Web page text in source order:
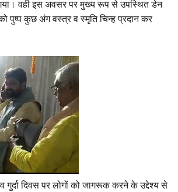
वही इस अवसर पर मुख्य रूप से उपस्थित डेन
पुष्प कुछ अंग वस्त्र व स्मृति चिन्ह प्रदान कर
गुर्दा दिवस पर लोगों को जागरूक करने के उद्देश्य से